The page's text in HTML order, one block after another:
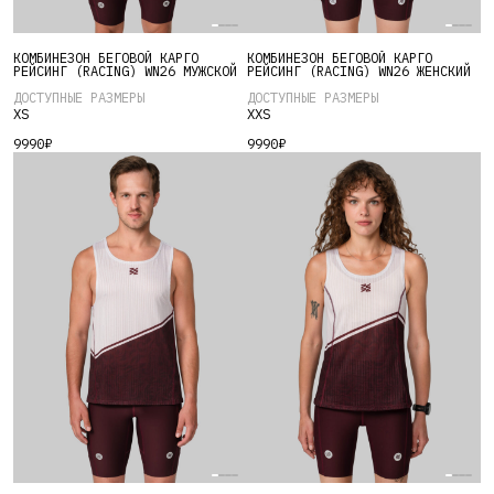
товар
имеет
несколько
вариаций.
странице
товара.
КОМБИНЕЗОН БЕГОВОЙ КАРГО
РЕЙСИНГ (RACING) WN26 МУЖСКОЙ
ДОСТУПНЫЕ РАЗМЕРЫ
XS
9990₽
товар
имеет
несколько
вариаций.
выбрать
странице
товара.
КОМБИНЕЗОН БЕГОВОЙ КАРГО
РЕЙСИНГ (RACING) WN26 ЖЕНСКИЙ
ДОСТУПНЫЕ РАЗМЕРЫ
XXS
9990₽